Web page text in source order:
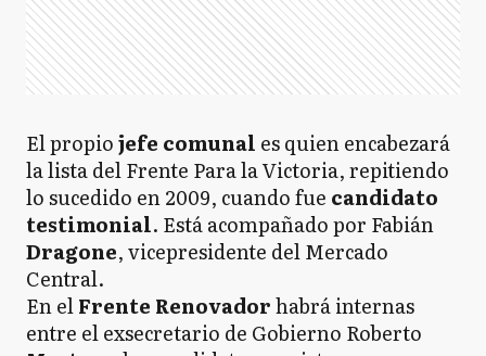
El propiojefe comunal es quien encabezará
la lista del Frente Para la Victoria, repitiendo
lo sucedido en 2009, cuando fue candidato
testimonial. Está acompañado por Fabián
Dragone, vicepresidente del Mercado
Central.
En elFrente Renovadorhabrá internas
entre el exsecretario de Gobierno Roberto